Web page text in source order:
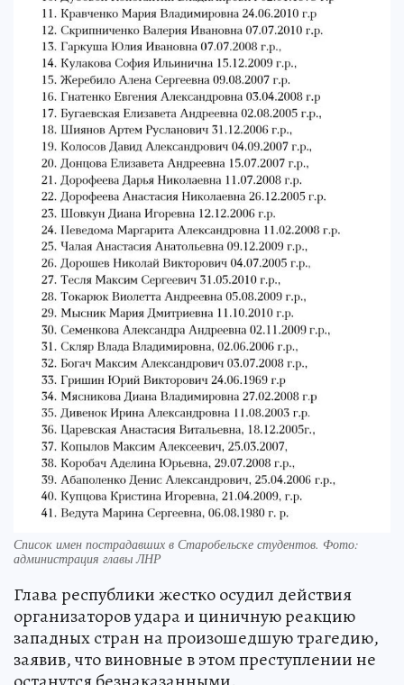
Список имен пострадавших в Старобельске студентов. Фото:
администрация главы ЛНР
Глава республики жестко осудил действия
организаторов удара и циничную реакцию
западных стран на произошедшую трагедию,
заявив, что виновные в этом преступлении не